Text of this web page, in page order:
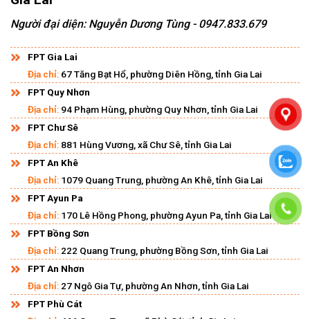
Người đại diện: Nguyễn Dương Tùng - 0947.833.679
FPT Gia Lai
Địa chỉ: 67 Tăng Bạt Hổ, phường Diên Hồng, tỉnh Gia Lai
FPT Quy Nhơn
Địa chỉ: 94 Phạm Hùng, phường Quy Nhơn, tỉnh Gia Lai
FPT Chư Sê
Địa chỉ: 881 Hùng Vương, xã Chư Sê, tỉnh Gia Lai
FPT An Khê
Địa chỉ: 1079 Quang Trung, phường An Khê, tỉnh Gia Lai
FPT Ayun Pa
Địa chỉ: 170 Lê Hồng Phong, phường Ayun Pa, tỉnh Gia Lai
FPT Bồng Sơn
Địa chỉ: 222 Quang Trung, phường Bồng Sơn, tỉnh Gia Lai
FPT An Nhơn
Địa chỉ: 27 Ngô Gia Tự, phường An Nhơn, tỉnh Gia Lai
FPT Phù Cát